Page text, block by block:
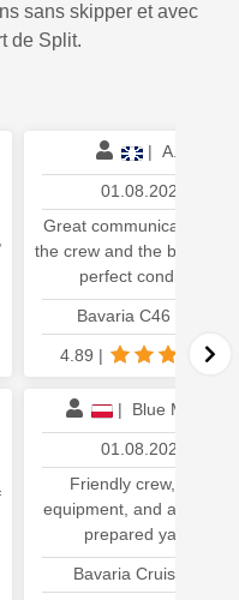
sans skipper et avec
de Split.
| A. A.
01.08.2025
Great communication
the crew and the boat was
perfect condition.
Bavaria C46 Style
4.89 |
| Blue Mazury
01.08.2025
Friendly crew, good
equipment, and a
prepared yacht.
Bavaria Cruiser 34